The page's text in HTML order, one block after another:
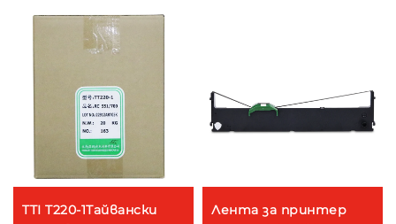
TTI T220-1Тайвански
Лента за принтер